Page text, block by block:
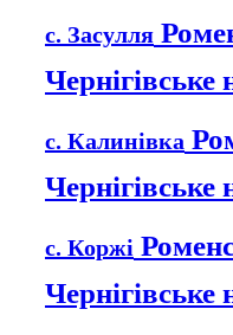
с. Засулля
Чернігівське
с. Калинівка
Чернігівське
с. Коржі
Чернігівське